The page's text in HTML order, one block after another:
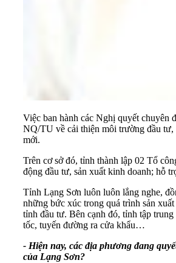
Việc ban hành các Nghị quyết chuyên
NQ/TU về cải thiện môi trường đầu tư,
mới.
Trên cơ sở đó, tỉnh thành lập 02 Tổ
động đầu tư, sản xuất kinh doanh; hỗ
Tỉnh Lạng Sơn luôn luôn lắng nghe,
những bức xúc trong quá trình sản
tỉnh đầu tư. Bên cạnh đó, tỉnh tập
tốc, tuyến đường ra cửa khẩu…
- Hiện nay, các địa phương đang
của Lạng Sơn?